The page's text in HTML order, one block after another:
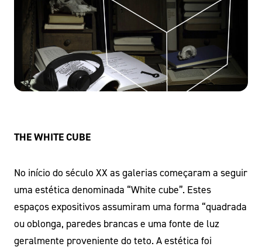
THE WHITE CUBE
No início do século XX as galerias começaram a seguir
uma estética denominada “White cube”. Estes
espaços expositivos assumiram uma forma “quadrada
ou oblonga, paredes brancas e uma fonte de luz
geralmente proveniente do teto. A estética foi